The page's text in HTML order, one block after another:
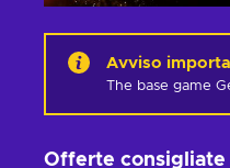
Avviso
The base game
Offerte consigliate